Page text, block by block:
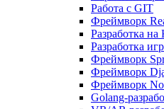
Работа с GIT
Фреймворк
Разработка на
Разработка
Фреймворк
Фреймворк
Фреймворк
Golang-